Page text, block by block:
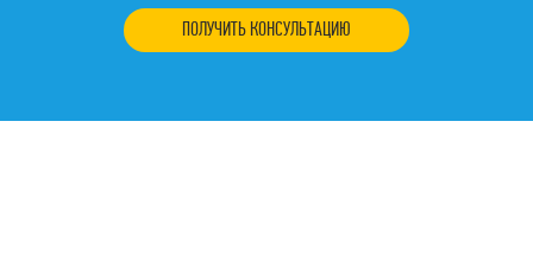
ПОЛУЧИТЬ КОНСУЛЬТАЦИЮ